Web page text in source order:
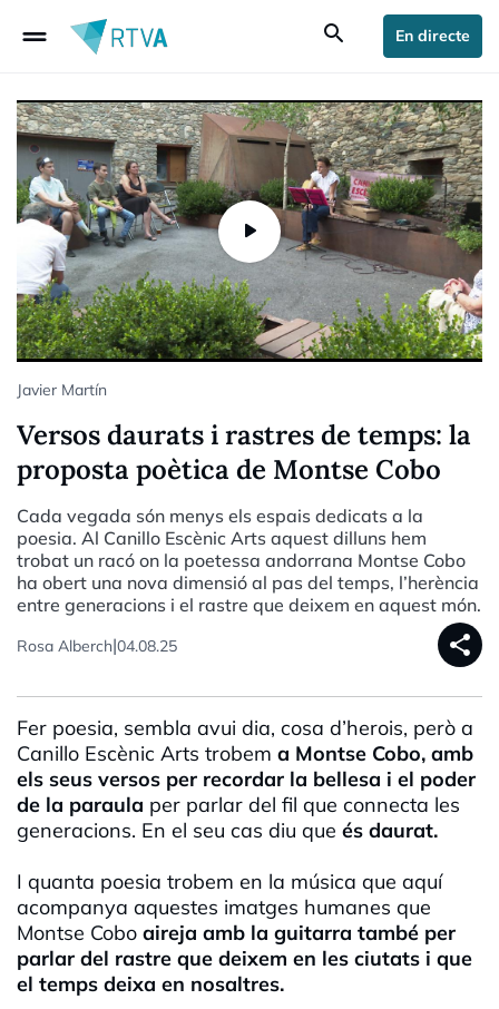
drag_handle search En directe
Javier Martín
Versos daurats i rastres de temps: la
proposta poètica de Montse Cobo
Cada vegada són menys els espais dedicats a la
poesia. Al Canillo Escènic Arts aquest dilluns hem
trobat un racó on la poetessa andorrana Montse Cobo
ha obert una nova dimensió al pas del temps, l’herència
entre generacions i el rastre que deixem en aquest món.
Rosa Alberch|04.08.25 share
Fer poesia, sembla avui dia, cosa d’herois, però a
Canillo Escènic Arts trobem a Montse Cobo, amb
els seus versos per recordar la bellesa i el poder
de la paraula per parlar del fil que connecta les
generacions. En el seu cas diu que és daurat.
I quanta poesia trobem en la música que aquí
acompanya aquestes imatges humanes que
Montse Cobo aireja amb la guitarra també per
parlar del rastre que deixem en les ciutats i que
el temps deixa en nosaltres.